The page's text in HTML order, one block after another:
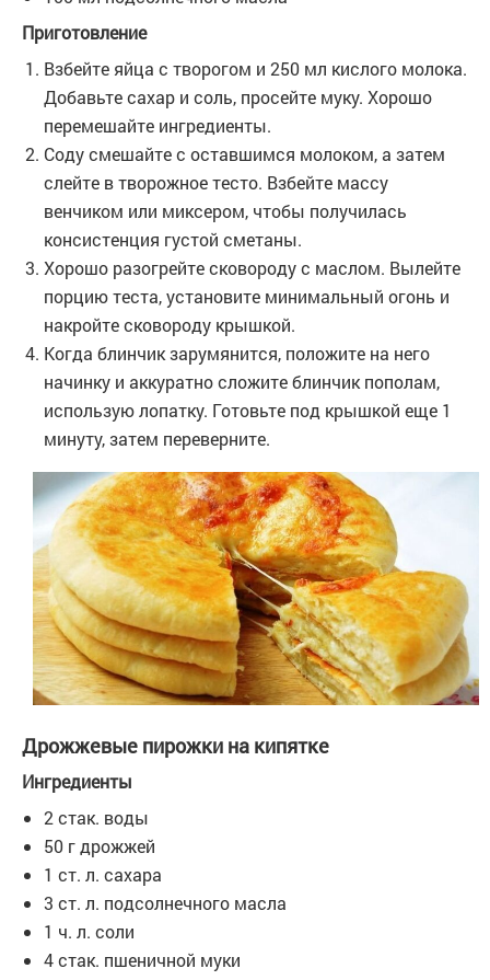
Приготовление
Взбейте яйца с творогом и 250 мл кислого молока.
Добавьте сахар и соль, просейте муку. Хорошо
перемешайте ингредиенты.
Соду смешайте с оставшимся молоком, а затем
слейте в творожное тесто. Взбейте массу
венчиком или миксером, чтобы получилась
консистенция густой сметаны.
Хорошо разогрейте сковороду с маслом. Вылейте
порцию теста, установите минимальный огонь и
накройте сковороду крышкой.
Когда блинчик зарумянится, положите на него
начинку и аккуратно сложите блинчик пополам,
использую лопатку. Готовьте под крышкой еще 1
минуту, затем переверните.
Дрожжевые пирожки на кипятке
Ингредиенты
2 стак. воды
50 г дрожжей
1 ст. л. сахара
3 ст. л. подсолнечного масла
1 ч. л. соли
4 стак. пшеничной муки